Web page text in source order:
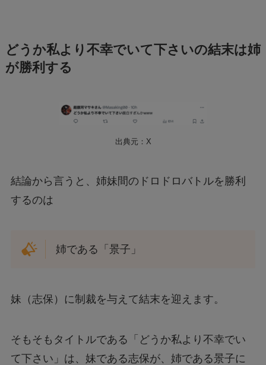
どうか私より不幸でいて下さいの結末は姉
が勝利する
出典元：X
結論から言うと、姉妹間のドロドロバトルを勝利
するのは
姉である「景子」
妹（志保）に制裁を与えて結末を迎えます。
そもそもタイトルである「どうか私より不幸でい
て下さい」は、妹である志保が、姉である景子に